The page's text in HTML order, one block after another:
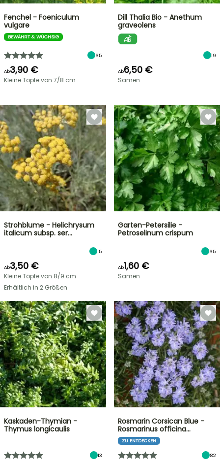
Fenchel - Foeniculum
vulgare
BEWÄHRT & WÜCHSIG
65
Ab3,90 €
Kleine Töpfe von 7/8 cm
Dill Thalia Bio - Anethum
graveolens
19
Ab6,50 €
Samen
Strohblume - Helichrysum
italicum subsp. ser…
15
Ab3,50 €
Kleine Töpfe von 8/9 cm
Erhältlich in 2 Größen
Garten-Petersilie -
Petroselinum crispum
65
Ab1,60 €
Samen
Kaskaden-Thymian -
Thymus longicaulis
13
Rosmarin Corsican Blue -
Rosmarinus officina…
ZU ENTDECKEN
82